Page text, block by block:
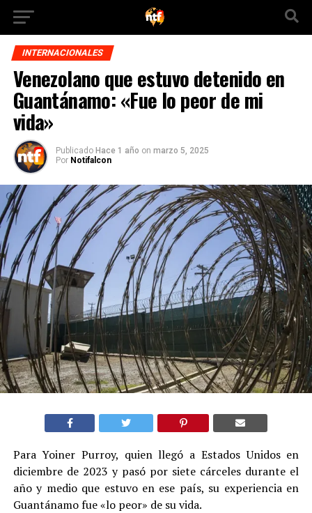
INTERNACIONALES
Venezolano que estuvo detenido en
Guantánamo: «Fue lo peor de mi
vida»
Publicado Hace 1 año on marzo 5, 2025
Por Notifalcon
Para Yoiner Purroy, quien llegó a Estados Unidos en
diciembre de 2023 y pasó por siete cárceles durante el
año y medio que estuvo en ese país, su experiencia en
Guantánamo fue «lo peor» de su vida.